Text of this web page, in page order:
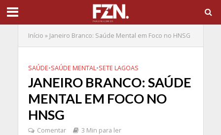
Início » Janeiro Branco: Saúde Mental em Foco no HNSG
SAÚDE•SAÚDE MENTAL•SETE LAGOAS
JANEIRO BRANCO: SAÚDE
MENTAL EM FOCO NO
HNSG
Comentar 3 Min para ler